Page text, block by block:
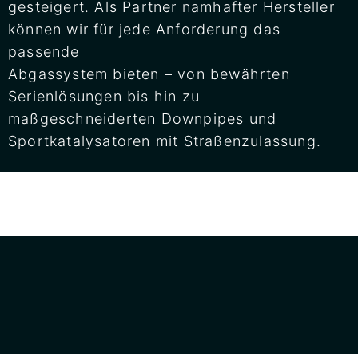
gesteigert. Als Partner namhafter Hersteller
können wir für jede Anforderung das
passende
Abgassystem bieten – von bewährten
Serienlösungen bis hin zu
maßgeschneiderten Downpipes und
Sportkatalysatoren mit Straßenzulassung.